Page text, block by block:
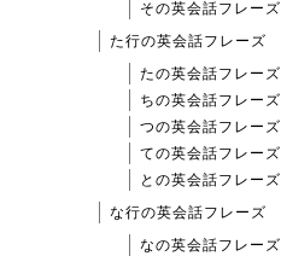
その英会話フレーズ
た行の英会話フレーズ
たの英会話フレーズ
ちの英会話フレーズ
つの英会話フレーズ
ての英会話フレーズ
との英会話フレーズ
な行の英会話フレーズ
なの英会話フレーズ